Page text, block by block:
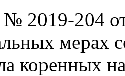
№ 2019-204
мерах
коренных